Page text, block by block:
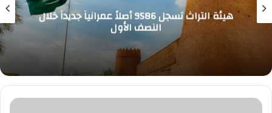
هيئة التراث تسجل 9586 أصلاً عمرانياً جديداً خلال
النصف الأول
‎عقوبة